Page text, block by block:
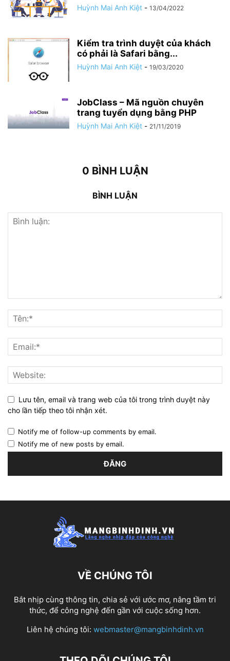
Huỳnh Mai Anh Kiệt - 13/04/2022
Kiểm tra trình duyệt của khách
có phải là Safari bằng...
Huỳnh Mai Anh Kiệt - 19/03/2020
JobClass – Mã nguồn chuyên
trang tuyển dụng bằng PHP
Huỳnh Mai Anh Kiệt - 21/11/2019
0 BÌNH LUẬN
BÌNH LUẬN
Lưu tên, email và trang web của tôi trong trình duyệt này
cho lần tiếp theo tôi nhận xét.
Notify me of follow-up comments by email.
Notify me of new posts by email.
VỀ CHÚNG TÔI
Bắt nhịp cùng thông tin, chia sẻ với ước mơ, nâng tầm tri
thức, để công nghệ đến gần với cuộc sống hơn.
Liên hệ chúng tôi: webmaster@mangbinhdinh.vn